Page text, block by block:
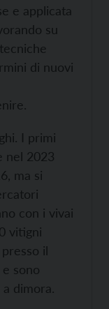
e applicata
su
di nuovi
I primi
nel 2023
ma si
con i vivai
vitigni
il
sono
dimora.